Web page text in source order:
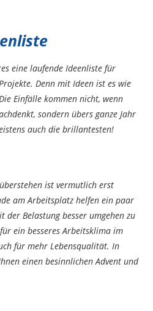
eine laufende Ideenliste für
Denn mit Ideen ist es wie
Einfälle kommen nicht, wenn
sondern übers ganze Jahr
auch die brillantesten!
ist vermutlich erst
am Arbeitsplatz helfen ein paar
der Belastung besser umgehen zu
ein besseres Arbeitsklima im
für mehr Lebensqualität. In
einen besinnlichen Advent und